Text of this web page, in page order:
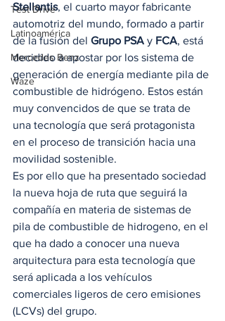
Test Drive
Latinoamérica
Mercedes Benz
Waze
Stellantis, el cuarto mayor fabricante
automotriz del mundo, formado a partir
de la fusión del Grupo PSA y FCA, está
decidido a apostar por los sistema de
generación de energía mediante pila de
combustible de hidrógeno. Estos están
muy convencidos de que se trata de
una tecnología que será protagonista
en el proceso de transición hacia una
movilidad sostenible.
Es por ello que ha presentado sociedad
la nueva hoja de ruta que seguirá la
compañía en materia de sistemas de
pila de combustible de hidrogeno, en el
que ha dado a conocer una nueva
arquitectura para esta tecnología que
será aplicada a los vehículos
comerciales ligeros de cero emisiones
(LCVs) del grupo.